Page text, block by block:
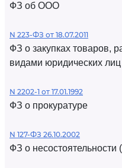
ФЗ об ООО
N 223-ФЗ от 18.07.2011
ФЗ о закупках товаров,
видами юридических лиц
N 2202-1 от 17.01.1992
ФЗ о прокуратуре
N 127-ФЗ 26.10.2002
ФЗ о несостоятельности